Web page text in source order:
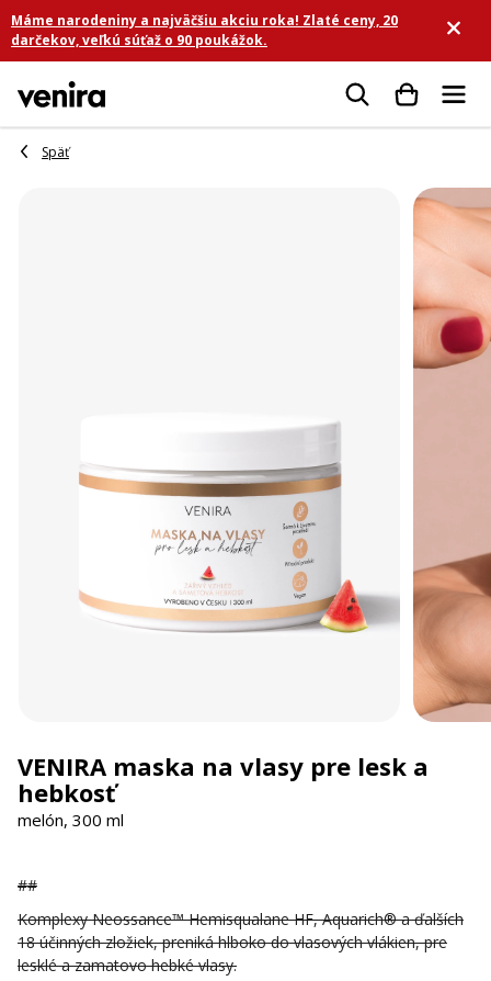
Prejsť
na
obsah
Máme narodeniny a najväčšiu akciu roka! Zlaté ceny, 20
darčekov, veľkú súťaž o 90 poukážok.
Hľadať
##
Komplexy Neossance™ Hemisqualane HF, Aquarich® a ďalších
18 účinných zložiek, preniká hlboko do vlasových vlákien, pre
lesklé a zamatovo hebké vlasy.
VENIRA maska na vlasy pre lesk a
hebkosť
melón, 300 ml